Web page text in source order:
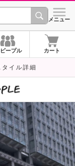
シメニュー
ープル カート
イル詳細